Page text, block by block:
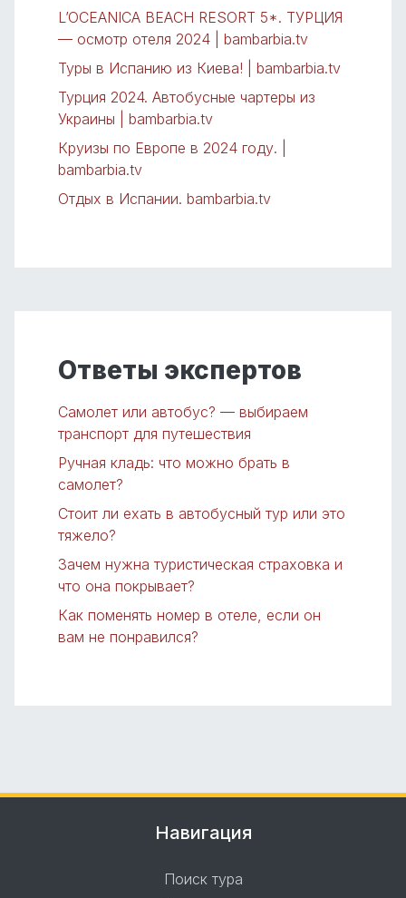
L’OCEANICA BEACH RESORT 5*. ТУРЦИЯ
— осмотр отеля 2024 | bambarbia.tv
Туры в Испанию из Киева! | bambarbia.tv
Турция 2024. Автобусные чартеры из
Украины | bambarbia.tv
Круизы по Европе в 2024 году. |
bambarbia.tv
Отдых в Испании. bambarbia.tv
Ответы экспертов
Самолет или автобус? — выбираем
транспорт для путешествия
Ручная кладь: что можно брать в
самолет?
Стоит ли ехать в автобусный тур или это
тяжело?
Зачем нужна туристическая страховка и
что она покрывает?
Как поменять номер в отеле, если он
вам не понравился?
Навигация
Поиск тура